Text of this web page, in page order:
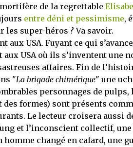
de la regrettable
entre déni et pessimisme,
les super-héros ? Va savoir.
aux USA. Fuyant ce qui
USA où ils s’inventent une
affaires. Fin de
"La brigade chimérique" une
personnages de
des formes) sont présents
Le lecteur croisera aussi
et l’inconscient collectif,
changé en cafard, une